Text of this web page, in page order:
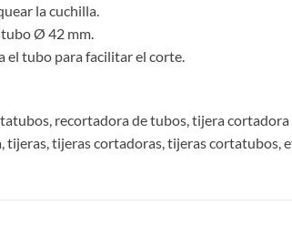
la cuchilla.
Ø 42 mm.
el tubo para facilitar el corte.
recortadora de tubos, tijera
tijeras cortadoras, tijeras cortatubos,